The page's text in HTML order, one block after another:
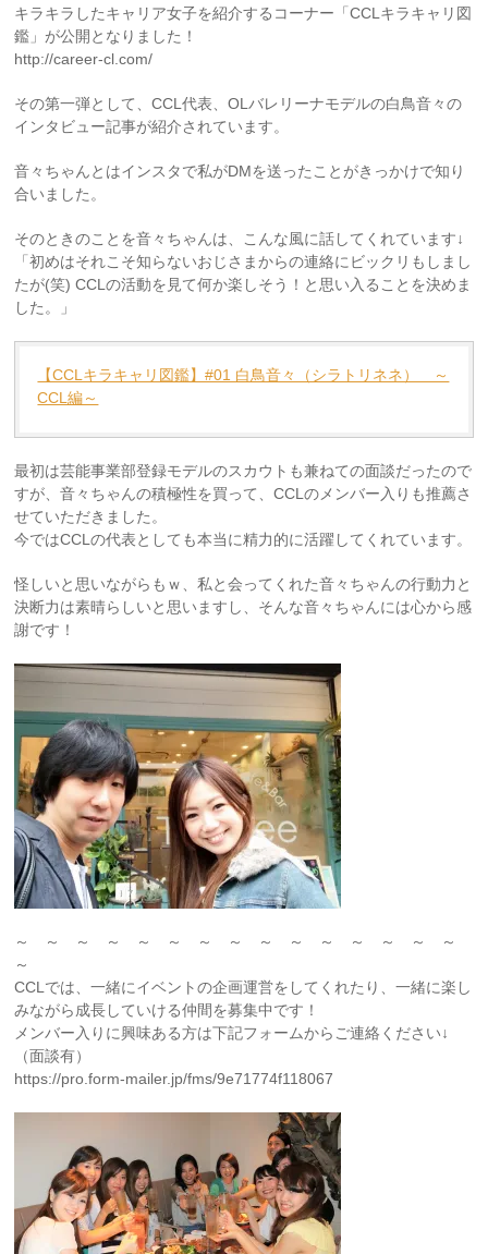
キラキラしたキャリア女子を紹介するコーナー「CCLキラキャリ図
鑑」が公開となりました！
http://career-cl.com/
その第一弾として、CCL代表、OLバレリーナモデルの白鳥音々の
インタビュー記事が紹介されています。
音々ちゃんとはインスタで私がDMを送ったことがきっかけで知り
合いました。
そのときのことを音々ちゃんは、こんな風に話してくれています↓
「初めはそれこそ知らないおじさまからの連絡にビックリもしまし
たが(笑) CCLの活動を見て何か楽しそう！と思い入ることを決めま
した。」
【CCLキラキャリ図鑑】#01 白鳥音々（シラトリネネ） ～
CCL編～
最初は芸能事業部登録モデルのスカウトも兼ねての面談だったので
すが、音々ちゃんの積極性を買って、CCLのメンバー入りも推薦さ
せていただきました。
今ではCCLの代表としても本当に精力的に活躍してくれています。
怪しいと思いながらもｗ、私と会ってくれた音々ちゃんの行動力と
決断力は素晴らしいと思いますし、そんな音々ちゃんには心から感
謝です！
～ ～ ～ ～ ～ ～ ～ ～ ～ ～ ～ ～ ～ ～ ～
～
CCLでは、一緒にイベントの企画運営をしてくれたり、一緒に楽し
みながら成長していける仲間を募集中です！
メンバー入りに興味ある方は下記フォームからご連絡ください↓
（面談有）
https://pro.form-mailer.jp/fms/9e71774f118067